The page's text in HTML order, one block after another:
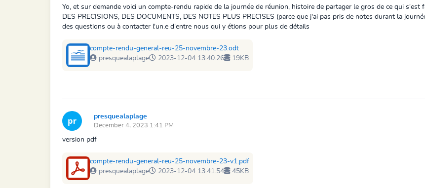
Yo, et sur demande voici un compte-rendu rapide de la journée de réunion, histoire de partager le gros de ce qui s'est
DES PRECISIONS, DES DOCUMENTS, DES NOTES PLUS PRECISES (parce que j'ai pas pris de notes durant la
des questions ou à contacter l'un.e d'entre nous qui y étions pour plus de détails
compte-rendu-general-reu-25-novembre-23.odt
presquealaplage
2023-12-04 13:40:26 19KB
presquealaplage
December 4, 2023 1:41 PM
version pdf
compte-rendu-general-reu-25-novembre-23-v1.pdf
presquealaplage
2023-12-04 13:41:54 45KB